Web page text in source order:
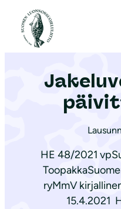
Etusivu
HE 48/2021
ryMmV
15.4.2021